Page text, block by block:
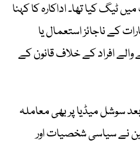
ٹیگ کیا تھا۔ اداکارہ کا کہنا
کے ناجائز استعمال یا
افراد کے خلاف قانون کے
سوشل میڈیا پر بھی معاملہ
نے سیاسی شخصیات اور